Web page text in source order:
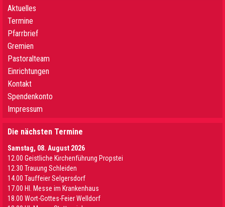
Aktuelles
Termine
Pfarrbrief
Gremien
Pastoralteam
Einrichtungen
Kontakt
Spendenkonto
Impressum
Die nächsten Termine
Samstag, 08. August 2026
12.00 Geistliche Kirchenführung Propstei
12.30 Trauung Schleiden
14.00 Tauffeier Selgersdorf
17.00 Hl. Messe im Krankenhaus
18.00 Wort-Gottes-Feier Welldorf